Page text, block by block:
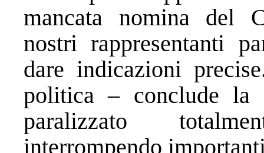
mancata nomina del
nostri rappresentanti
dare indicazioni
politica – conclude la
paralizzato
interrompendo